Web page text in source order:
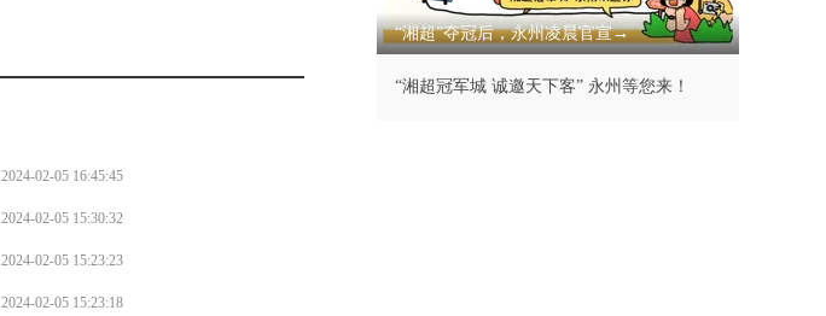
2024-02-05 16:45:45
2024-02-05 15:30:32
2024-02-05 15:23:23
2024-02-05 15:23:18
“湘超”夺冠后，永州凌晨官宣→
“湘超冠军城 诚邀天下客” 永州等您来！